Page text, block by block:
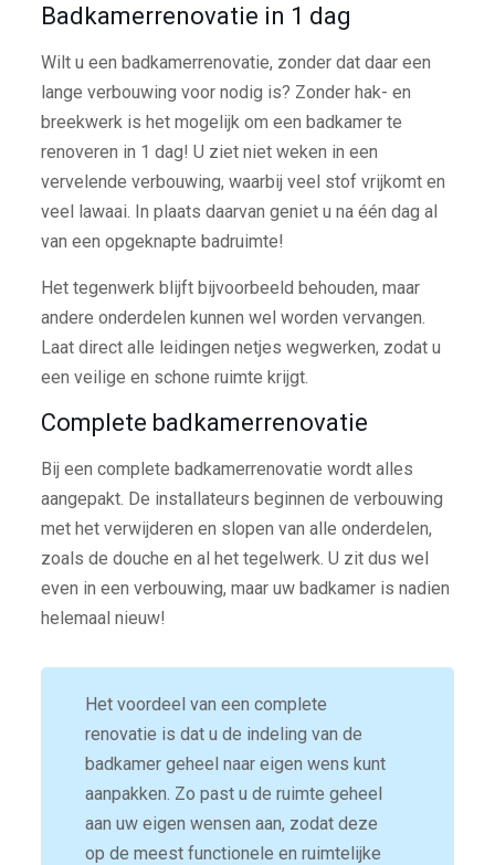
Badkamerrenovatie in 1 dag
Wilt u een badkamerrenovatie, zonder dat daar een
lange verbouwing voor nodig is? Zonder hak- en
breekwerk is het mogelijk om een badkamer te
renoveren in 1 dag! U ziet niet weken in een
vervelende verbouwing, waarbij veel stof vrijkomt en
veel lawaai. In plaats daarvan geniet u na één dag al
van een opgeknapte badruimte!
Het tegenwerk blijft bijvoorbeeld behouden, maar
andere onderdelen kunnen wel worden vervangen.
Laat direct alle leidingen netjes wegwerken, zodat u
een veilige en schone ruimte krijgt.
Complete badkamerrenovatie
Bij een complete badkamerrenovatie wordt alles
aangepakt. De installateurs beginnen de verbouwing
met het verwijderen en slopen van alle onderdelen,
zoals de douche en al het tegelwerk. U zit dus wel
even in een verbouwing, maar uw badkamer is nadien
helemaal nieuw!
Het voordeel van een complete
renovatie is dat u de indeling van de
badkamer geheel naar eigen wens kunt
aanpakken. Zo past u de ruimte geheel
aan uw eigen wensen aan, zodat deze
op de meest functionele en ruimtelijke